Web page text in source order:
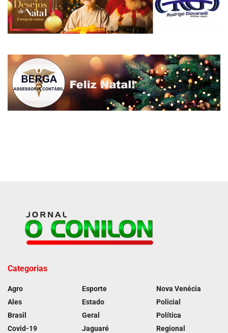
Categorias
Agro
Ales
Brasil
Covid-19
Esporte
Estado
Geral
Jaguaré
Nova Venécia
Policial
Política
Regional